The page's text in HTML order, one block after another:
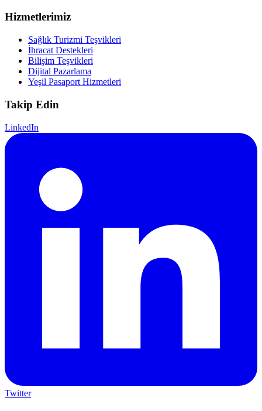
Hizmetlerimiz
Sağlık Turizmi Teşvikleri
İhracat Destekleri
Bilişim Teşvikleri
Dijital Pazarlama
Yeşil Pasaport Hizmetleri
Takip Edin
LinkedIn
Twitter